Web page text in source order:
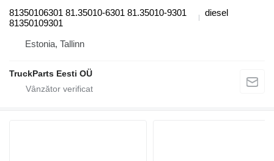
81350106301 81.35010-6301 81.35010-9301
81350109301
diesel
Estonia, Tallinn
TruckParts Eesti OÜ